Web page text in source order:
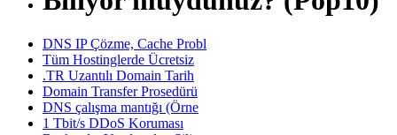
DNS IP Çözme, Cache Probl
Tüm Hostinglerde Ücretsiz
.TR Uzantılı Domain Tarih
Domain Transfer Prosedürü
DNS çalışma mantığı (Örne
1 Tbit/s DDoS Koruması